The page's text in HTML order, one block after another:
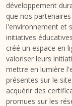
développement
que nos
l'environnement et
initiatives
créé un espace en
valoriser leurs
mettre en lumière
présentes sur le
acquérir des
promues sur les